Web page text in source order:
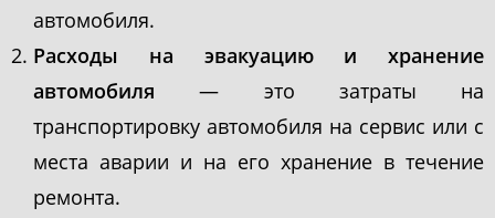
автомобиля.
Расходы на эвакуацию и хранение
автомобиля — это затраты на
транспортировку автомобиля на сервис или с
места аварии и на его хранение в течение
ремонта.